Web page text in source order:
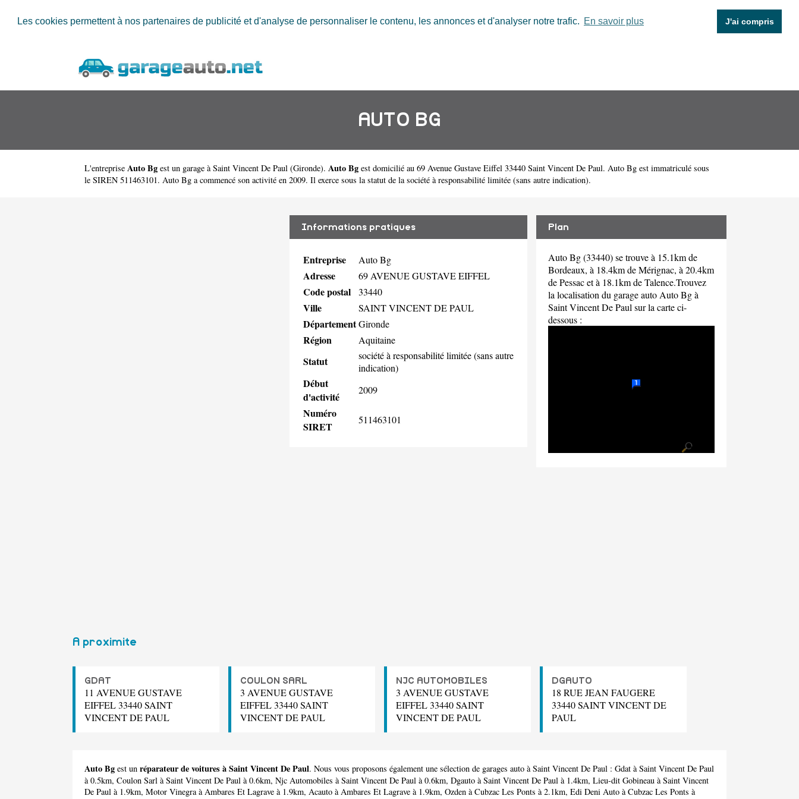
Les cookies permettent à nos partenaires de publicité et d'analyse de personnaliser le contenu, les annonces et d'analyser notre trafic. En savoir plus J'ai compris
AUTO BG
L'entreprise Auto Bg est un garage à Saint Vincent De Paul (Gironde). Auto Bg est domicilié au 69 Avenue Gustave Eiffel 33440 Saint Vincent De Paul. Auto Bg est immatriculé sous
le SIREN 511463101. Auto Bg a commencé son activité en 2009. Il exerce sous la statut de la société à responsabilité limitée (sans autre indication).
Informations pratiques
Entreprise Auto Bg
Adresse 69 AVENUE GUSTAVE EIFFEL
Code postal 33440
Ville SAINT VINCENT DE PAUL
DépartementGironde
Région Aquitaine
Statut
société à responsabilité limitée (sans autre
indication)
Début
d'activité
2009
Numéro
SIRET
511463101
Plan
Auto Bg (33440) se trouve à 15.1km de
Bordeaux, à 18.4km de Mérignac, à 20.4km
de Pessac et à 18.1km de Talence.Trouvez
la localisation du garage auto Auto Bg à
Saint Vincent De Paul sur la carte ci-
dessous :
A proximite
GDAT
11 AVENUE GUSTAVE
EIFFEL 33440 SAINT
VINCENT DE PAUL
COULON SARL
3 AVENUE GUSTAVE
EIFFEL 33440 SAINT
VINCENT DE PAUL
NJC AUTOMOBILES
3 AVENUE GUSTAVE
EIFFEL 33440 SAINT
VINCENT DE PAUL
DGAUTO
18 RUE JEAN FAUGERE
33440 SAINT VINCENT DE
PAUL
Auto Bg est un réparateur de voitures à Saint Vincent De Paul. Nous vous proposons également une sélection de garages auto à Saint Vincent De Paul : Gdat à Saint Vincent De Paul
à 0.5km, Coulon Sarl à Saint Vincent De Paul à 0.6km, Njc Automobiles à Saint Vincent De Paul à 0.6km, Dgauto à Saint Vincent De Paul à 1.4km, Lieu-dit Gobineau à Saint Vincent
De Paul à 1.9km, Motor Vinegraà Ambares Et Lagrave à 1.9km, Acauto à Ambares Et Lagrave à 1.9km, Ozden à Cubzac Les Ponts à 2.1km, Edi Deni Auto à Cubzac Les Ponts à